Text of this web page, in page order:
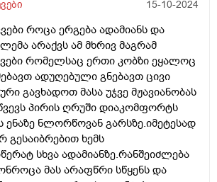
15-10-2024
როცა ერგება ადამიანს და
არაქვს ამ მხრივ მაგრამ
რომელსაც ერთი კობზი ეყალოც
ადუღებული გნებავთ ცივი
გავხადოთ მასა უჯვე მჟავიანობას
პირის ღრუში დიაკომფორტს
ენაზე ნლორწოვან გარსზე.იმეტესად
გესაიბრებით ხემს
სხვა ადამიანზე.რანშეიძლება
მას არაფწრი სწყენს და